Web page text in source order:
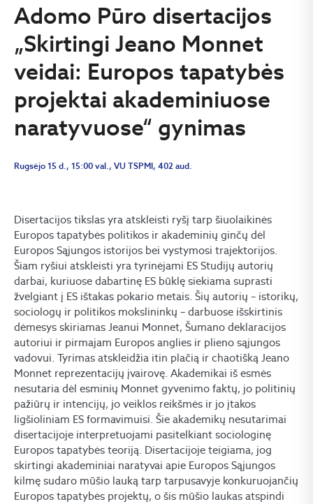
Adomo Pūro disertacijos
„Skirtingi Jeano Monnet
veidai: Europos tapatybės
projektai akademiniuose
naratyvuose“ gynimas
Rugsėjo 15 d., 15:00 val., VU TSPMI, 402 aud.
Disertacijos tikslas yra atskleisti ryšį tarp šiuolaikinės
Europos tapatybės politikos ir akademinių ginčų dėl
Europos Sąjungos istorijos bei vystymosi trajektorijos.
Šiam ryšiui atskleisti yra tyrinėjami ES Studijų autorių
darbai, kuriuose dabartinę ES būklę siekiama suprasti
žvelgiant į ES ištakas pokario metais. Šių autorių – istorikų,
sociologų ir politikos mokslininkų – darbuose išskirtinis
dėmesys skiriamas Jeanui Monnet, Šumano deklaracijos
autoriui ir pirmajam Europos anglies ir plieno sąjungos
vadovui. Tyrimas atskleidžia itin plačią ir chaotišką Jeano
Monnet reprezentacijų įvairovę. Akademikai iš esmės
nesutaria dėl esminių Monnet gyvenimo faktų, jo politinių
pažiūrų ir intencijų, jo veiklos reikšmės ir jo įtakos
ligšioliniam ES formavimuisi. Šie akademikų nesutarimai
disertacijoje interpretuojami pasitelkiant sociologinę
Europos tapatybės teoriją. Disertacijoje teigiama, jog
skirtingi akademiniai naratyvai apie Europos Sąjungos
kilmę sudaro mūšio lauką tarp tarpusavyje konkuruojančių
Europos tapatybės projektų, o šis mūšio laukas atspindi